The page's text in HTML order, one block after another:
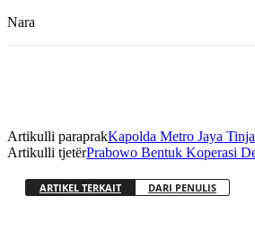
Nara
Artikulli paraprakKapolda Metro Jaya
Artikulli tjetërPrabowo Bentuk Koperasi
ARTIKEL TERKAIT DARI PENULIS